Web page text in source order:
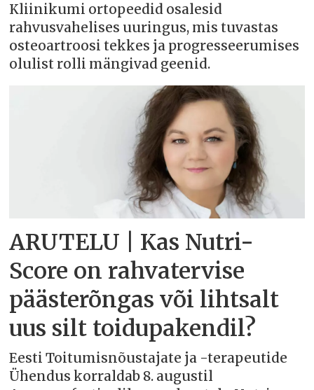
Kliinikumi ortopeedid osalesid
rahvusvahelises uuringus, mis tuvastas
osteoartroosi tekkes ja progresseerumises
olulist rolli mängivad geenid.
ARUTELU | Kas Nutri-
Score on rahvatervise
päästerõngas või lihtsalt
uus silt toidupakendil?
Eesti Toitumisnõustajate ja -terapeutide
Ühendus korraldab 8. augustil